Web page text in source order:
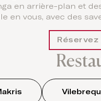
en arrière-plan et
en vous, avec des